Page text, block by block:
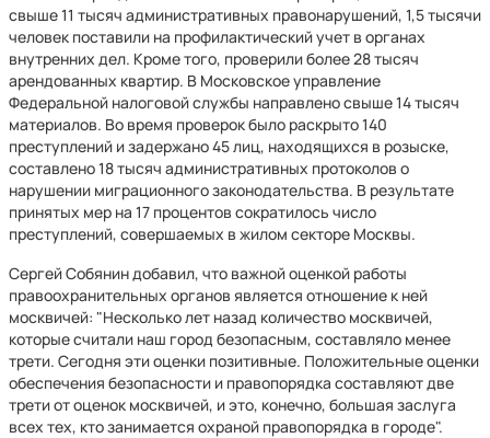
свыше 11 тысяч административных правонарушений, 1,5 тысячи
человек поставили на профилактический учет в органах
внутренних дел. Кроме того, проверили более 28 тысяч
арендованных квартир. В Московское управление
Федеральной налоговой службы направлено свыше 14 тысяч
материалов. Во время проверок было раскрыто 140
преступлений и задержано 45 лиц, находящихся в розыске,
составлено 18 тысяч административных протоколов о
нарушении миграционного законодательства. В результате
принятых мер на 17 процентов сократилось число
преступлений, совершаемых в жилом секторе Москвы.
Сергей Собянин добавил, что важной оценкой работы
правоохранительных органов является отношение к ней
москвичей: "Несколько лет назад количество москвичей,
которые считали наш город безопасным, составляло менее
трети. Сегодня эти оценки позитивные. Положительные оценки
обеспечения безопасности и правопорядка составляют две
трети от оценок москвичей, и это, конечно, большая заслуга
всех тех, кто занимается охраной правопорядка в городе".